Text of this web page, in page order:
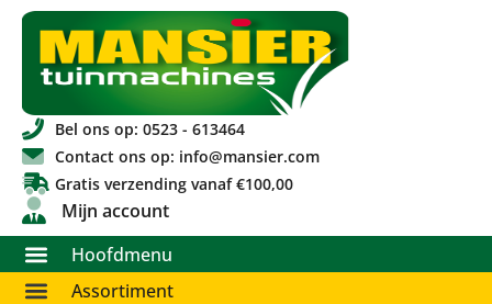
Bel ons op: 0523 - 613464
Contact ons op: info@mansier.com
Gratis verzending vanaf €100,00
Mijn account
Hoofdmenu
Assortiment